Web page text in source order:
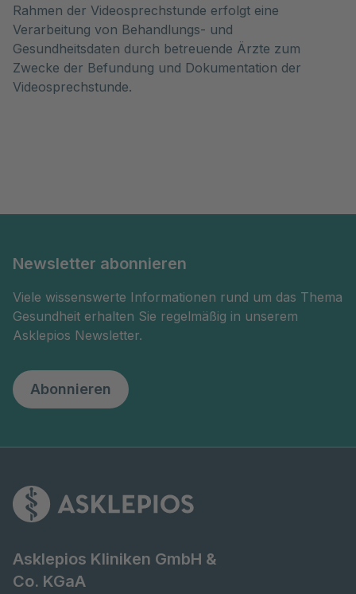
Rahmen der Videosprechstunde erfolgt eine
Verarbeitung von Behandlungs- und
Gesundheitsdaten durch betreuende Ärzte zum
Zwecke der Befundung und Dokumentation der
Videosprechstunde.
Newsletter abonnieren
Viele wissenswerte Informationen rund um das Thema
Gesundheit erhalten Sie regelmäßig in unserem
Asklepios Newsletter.
Abonnieren
Asklepios Kliniken GmbH &
Co. KGaA